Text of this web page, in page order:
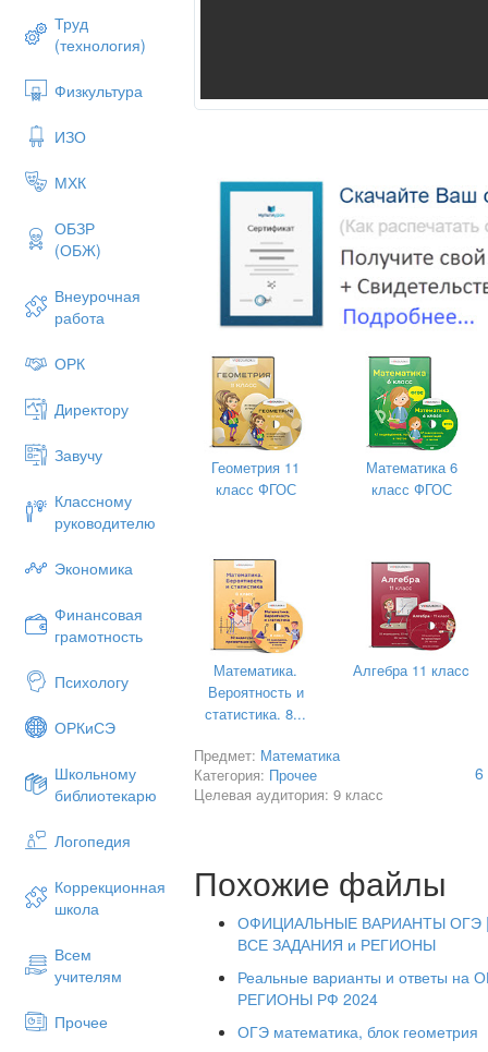
Труд
(технология)
Физкультура
ИЗО
МХК
ОБЗР
(ОБЖ)
Внеурочная
работа
ОРК
Директору
Завучу
Классному
руководителю
Экономика
Финансовая
грамотность
Психологу
ОРКиСЭ
Школьному
библиотекарю
Логопедия
Коррекционная
школа
Всем
учителям
Прочее
Геометрия 11
класс ФГОС
Математика 6
класс ФГОС
Математика.
Вероятность и
статистика. 8...
Алгебра 11 класc
Предмет: Математика
Категория: Прочее
Целевая аудитория: 9 класс
6
Похожие файлы
ОФИЦИАЛЬНЫЕ ВАРИАНТЫ ОГЭ
ВСЕ ЗАДАНИЯ и РЕГИОНЫ
Реальные варианты и ответы
РЕГИОНЫ РФ 2024
ОГЭ математика, блок геометрия